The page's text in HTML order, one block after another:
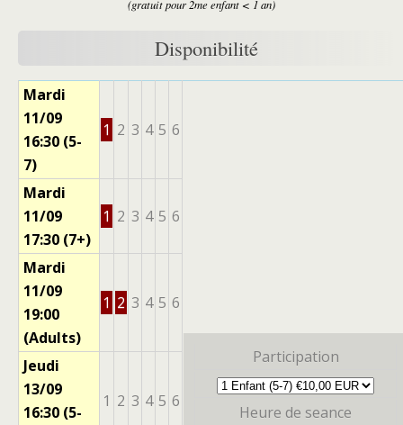
(gratuit pour 2me enfant < 1 an)
Disponibilité
Mardi
11/09
16:30 (5-
7)
1 2 3 4 5 6
Participation
Heure de seance
Mardi
11/09
17:30 (7+)
1 2 3 4 5 6
Mardi
11/09
19:00
(Adults)
1 2 3 4 5 6
Jeudi
13/09
16:30 (5-
1 2 3 4 5 6